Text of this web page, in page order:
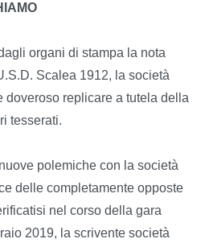
organi di stampa la nota
Scalea 1912, la società
doveroso replicare a tutela della
tesserati.
polemiche con la società
delle completamente opposte
nel corso della gara
2019, la scrivente società